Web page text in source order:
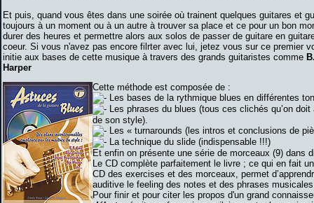
Et puis, quand vous êtes dans une soirée où trainent quelques guitares et
toujours à un moment ou à un autre à trouver sa place et ce pour un bon
durer des heures et permettre alors aux solos de passer de guitare en
coeur. Si vous n'avez pas encore filrter avec lui, jetez vous sur ce premier
initie aux bases de cette musique à travers des grands guitaristes comme
Harper
Cette méthode est composée de :
Les bases de la rythmique blues en différentes
Les phrases du blues (tous ces clichés qu’on
de son style).
Les « turnarounds (les intros et conclusions de
La technique du slide (indispensable !!!)
Et enfin on présente une série de morceaux (9) dans
Le CD complète parfaitement le livre ; ce qui en fait
CD des exercises et des morceaux, permet
auditive le feeling des notes et des phrases
Pour finir et pour citer les propos d'un grand